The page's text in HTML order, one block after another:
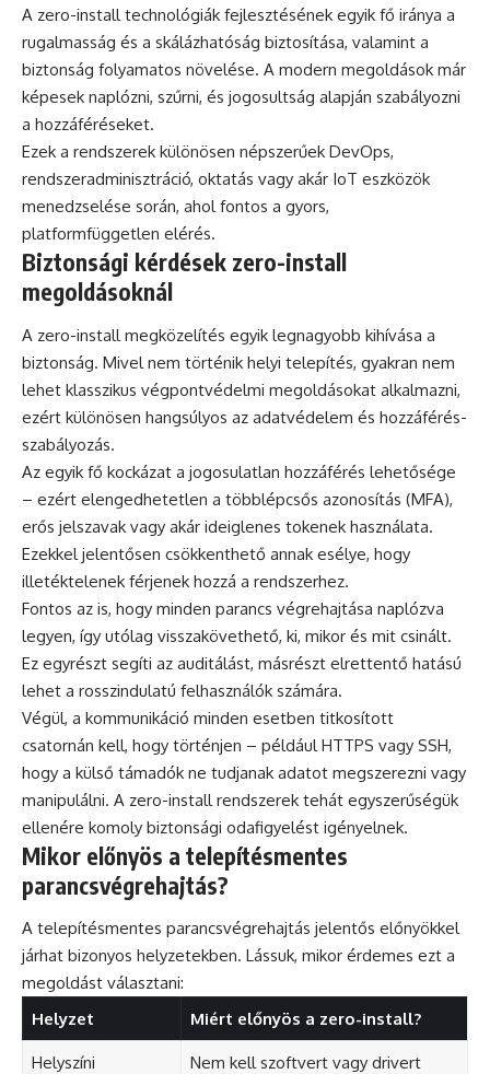
A zero-install technológiák fejlesztésének egyik fő iránya a
rugalmasság és a skálázhatóság biztosítása, valamint a
biztonság folyamatos növelése. A modern megoldások már
képesek naplózni, szűrni, és jogosultság alapján szabályozni
a hozzáféréseket.
Ezek a rendszerek különösen népszerűek DevOps,
rendszeradminisztráció, oktatás vagy akár IoT eszközök
menedzselése során, ahol fontos a gyors,
platformfüggetlen elérés.
Biztonsági kérdések zero-install
megoldásoknál
A zero-install megközelítés egyik legnagyobb kihívása a
biztonság. Mivel nem történik helyi telepítés, gyakran nem
lehet klasszikus végpontvédelmi megoldásokat alkalmazni,
ezért különösen hangsúlyos az adatvédelem és hozzáférés-
szabályozás.
Az egyik fő kockázat a jogosulatlan hozzáférés lehetősége
– ezért elengedhetetlen a többlépcsős azonosítás (MFA),
erős jelszavak vagy akár ideiglenes tokenek használata.
Ezekkel jelentősen csökkenthető annak esélye, hogy
illetéktelenek férjenek hozzá a rendszerhez.
Fontos az is, hogy minden parancs végrehajtása naplózva
legyen, így utólag visszakövethető, ki, mikor és mit csinált.
Ez egyrészt segíti az auditálást, másrészt elrettentő hatású
lehet a rosszindulatú felhasználók számára.
Végül, a kommunikáció minden esetben titkosított
csatornán kell, hogy történjen – például HTTPS vagy SSH,
hogy a külső támadók ne tudjanak adatot megszerezni vagy
manipulálni. A zero-install rendszerek tehát egyszerűségük
ellenére komoly biztonsági odafigyelést igényelnek.
Mikor előnyös a telepítésmentes
parancsvégrehajtás?
A telepítésmentes parancsvégrehajtás jelentős előnyökkel
járhat bizonyos helyzetekben. Lássuk, mikor érdemes ezt a
megoldást választani:
Helyzet
Miért előnyös a zero-install?
Helyszíni
Nem kell szoftvert vagy drivert